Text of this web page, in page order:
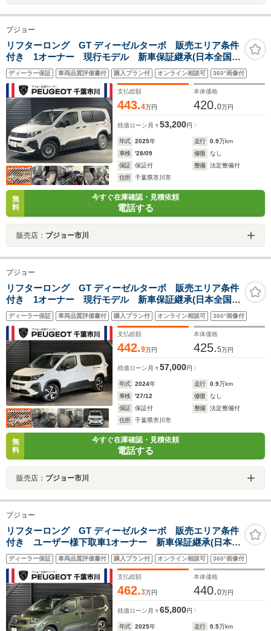
プジョー
リフターロング GT ディーゼルターボ 販売エリア条件
付き 1オーナー 現行モデル 新車保証継承(日本全国正
規ディーラー) CarPlay ETC 360°ビジョン LEDヘ
ッドライト セーフティ機能 ルーフレール 記録簿
スペアキー 認中
ディーラー保証 車両品質評価書付 購入プラン付 オンライン相談可 360°画像付
支払総額
443.4万円
本体価格
420.0万円
残価ローン 月々53,200円
年式 2025年 走行 0.9万km
車検
'28/09 修復
なし
保証
保証付 整備
法定整備付
住所
千葉県市川市
無
料
今すぐ在庫確認・見積依頼
電話する
販売店： プジョー市川
プジョー
リフターロング GT ディーゼルターボ 販売エリア条件
付き 1オーナー 現行モデル 新車保証継承(日本全国正
規ディーラー) CarPlay ETC 360°ビジョン LEDヘ
ッドライト セーフティ機能 ルーフレール 記録簿
スペアキー 認中
ディーラー保証 車両品質評価書付 購入プラン付 オンライン相談可 360°画像付
支払総額
442.9万円
本体価格
425.5万円
残価ローン 月々57,000円
年式 2024年 走行 0.9万km
車検
'27/12 修復
なし
保証
保証付 整備
法定整備付
住所
千葉県市川市
無
料
今すぐ在庫確認・見積依頼
電話する
販売店： プジョー市川
プジョー
リフターロング GT ディーゼルターボ 販売エリア条件
付き ユーザー様下取車1オーナー 新車保証継承(日本全
国正規ディーラー) CarPlay フルLEDヘッドライト
セーフティ機能 ドライブレコーダー 記録簿 取説
スペアキー
ディーラー保証 車両品質評価書付 購入プラン付 オンライン相談可 360°画像付
支払総額
462.3万円
本体価格
440.0万円
残価ローン 月々65,800円
年式 2025年 走行 0.5万km